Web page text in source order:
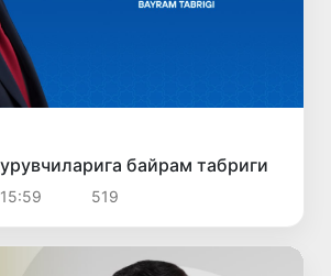
байрам табриги
519